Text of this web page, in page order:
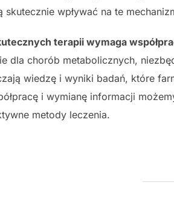
skutecznie wpływać na te
terapii wymaga
dla chorób metabolicznych,
wiedzę i wyniki badań, które
i wymianę informacji
metody leczenia.